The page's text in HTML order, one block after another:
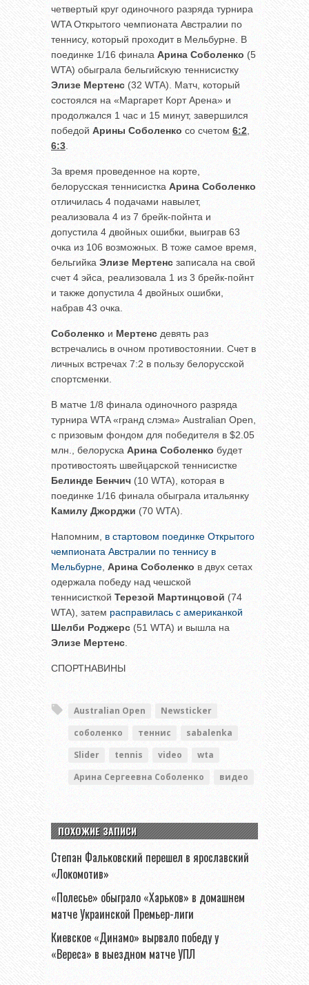
четвертый круг одиночного разряда турнира
WTA Открытого чемпионата Австралии по
теннису, который проходит в Мельбурне. В
поединке 1/16 финала Арина Соболенко (5
WTA) обыграла бельгийскую теннисистку
Элизе Мертенс (32 WTA). Матч, который
состоялся на «Маргарет Корт Арена» и
продолжался 1 час и 15 минут, завершился
победой Арины Соболенко со счетом 6:2
6:3
За время проведенное на корте,
белорусская теннисистка Арина Соболенко
отличилась 4 подачами навылет,
реализовала 4 из 7 брейк-пойнта и
допустила 4 двойных ошибки, выиграв 63
очка из 106 возможных. В тоже самое время,
бельгийка Элизе Мертенс записала на свой
счет 4 эйса, реализовала 1 из 3 брейк-пойнт
и также допустила 4 двойных ошибки,
набрав 43 очка.
Соболенко и Мертенс девять раз
встречались в очном противостоянии. Счет в
личных встречах 7:2 в пользу белорусской
спортсменки.
В матче 1/8 финала одиночного разряда
турнира WTA «гранд слэма» Australian Open,
с призовым фондом для победителя в $2.05
млн., белоруска Арина Соболенко будет
противостоять швейцарской теннисистке
Белинде Бенчич (10 WTA), которая в
поединке 1/16 финала обыграла итальянку
Камилу Джорджи (70 WTA).
Напомним, в стартовом поединке Открытого
чемпионата Австралии по теннису в
Мельбурне Арина Соболенко в двух сетах
одержала победу над чешской
теннисисткой Терезой Мартинцовой (74
WTA), затем расправилась с американкой
Шелби Роджерс (51 WTA) и вышла на
Элизе Мертенс
СПОРТНАВИНЫ
Australian Open
Newsticker
соболенко
теннис
sabalenka
Slider
tennis video
wta
Арина Сергеевна Соболенко
видео
ПОХОЖИЕ ЗАПИСИ
Степан Фальковский перешел в ярославский
«Локомотив»
«Полесье» обыграло «Харьков» в домашнем
матче Украинской Премьер-лиги
Киевское «Динамо» вырвало победу у
«Вереса» в выездном матче УПЛ